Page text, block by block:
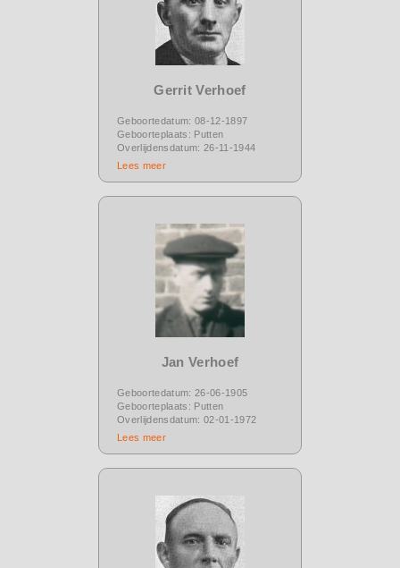
Gerrit Verhoef
Geboortedatum: 08-12-1897
Geboorteplaats: Putten
Overlijdensdatum: 26-11-1944
Lees meer
Jan Verhoef
Geboortedatum: 26-06-1905
Geboorteplaats: Putten
Overlijdensdatum: 02-01-1972
Lees meer